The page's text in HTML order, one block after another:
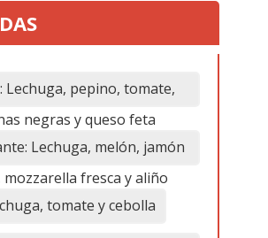
Lechuga, pepino, tomate,
negras y queso feta
Lechuga, melón, jamón
fresca y aliño
tomate y cebolla